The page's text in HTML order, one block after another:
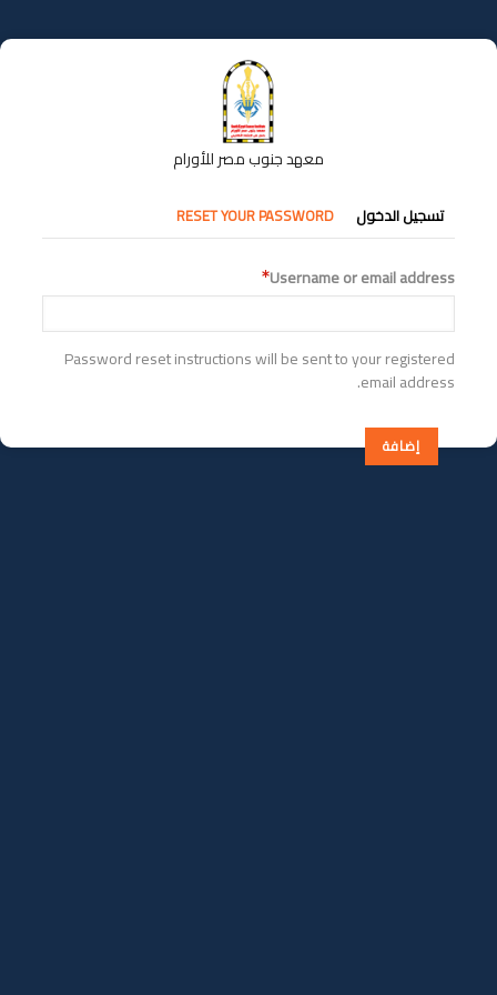
إلى
المحتوى
معهد جنوب مصر للأورام
التبويبات
الأساسية
تسجيل الدخول RESET YOUR PASSWORD
Username or email address
Password reset instructions will be sent to your registered
email address.